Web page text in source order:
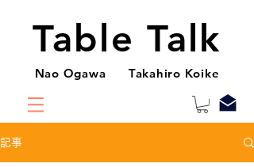
Table Talk
Nao Ogawa Takahiro Koike
記事